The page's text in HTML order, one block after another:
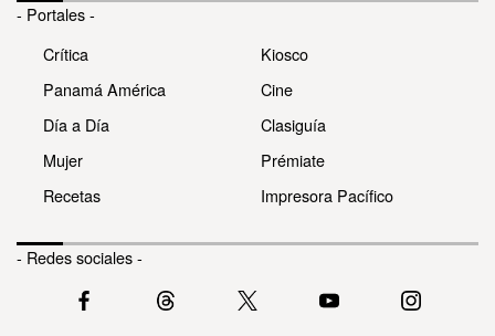
- Portales -
Crítica
Panamá América
Día a Día
Mujer
Recetas
Kiosco
Cine
Clasiguía
Prémiate
Impresora Pacífico
- Redes sociales -